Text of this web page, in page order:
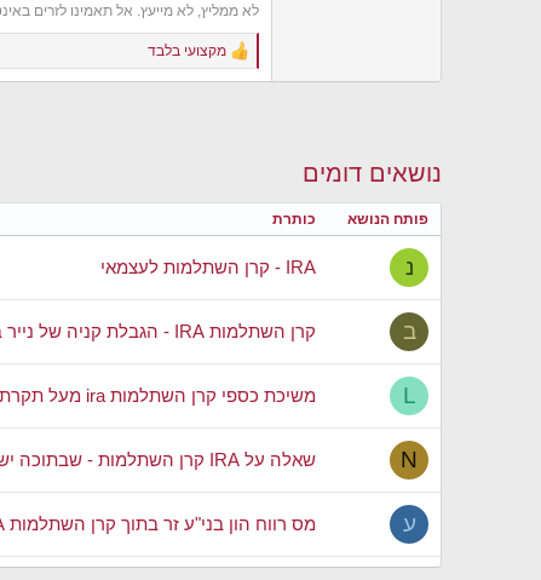
לא ממליץ, לא מייעץ. אל תאמינו לזרים
R
e
:
מקצועי בלבד
נושאים דומים
פותח הנושא כותרת
נ IRA - קרן השתלמות לעצמאי
ב קרן השתלמות IRA - הגבלת קניה של נייר בודד
L משיכת כספי קרן השתלמות ira מעל תקרת ההפקדה המוטבת
N שאלה על IRA קרן השתלמות - שבתוכה יש 5 מספרי קופות
ע מס רווח הון בני"ע זר בתוך קרן השתלמות IRA